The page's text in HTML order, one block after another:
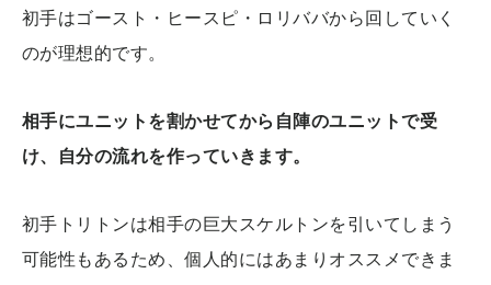
初手はゴースト・ヒースピ・ロリババから回していく
のが理想的です。
相手にユニットを割かせてから自陣のユニットで受
け、自分の流れを作っていきます。
初手トリトンは相手の巨大スケルトンを引いてしまう
可能性もあるため、個人的にはあまりオススメできま